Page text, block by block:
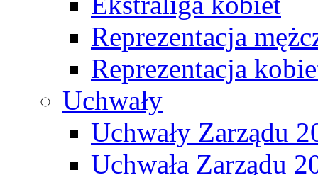
Reprezentacja
Reprezentacja
Uchwały
Uchwały Zarządu
Uchwała Zarządu